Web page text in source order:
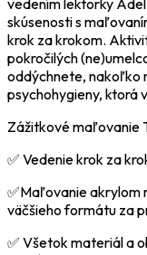
vedením lektorky
skúsenosti s
krok za krokom.
pokročilých
oddýchnete, nakoľko
psychohygieny, ktorá
Zážitkové maľovanie
✅ Vedenie krok za
✅Maľovanie akrylom
väčšieho formátu za
✅ Všetok materiál a